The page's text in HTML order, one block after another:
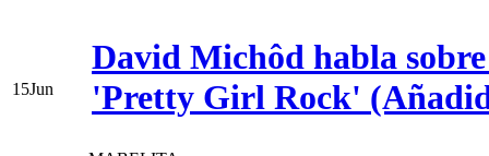
15Jun
David Michôd habla sobre
'Pretty Girl Rock'